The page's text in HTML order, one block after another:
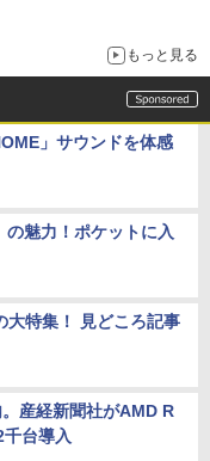
もっと見る
」サウンドを体感
魅力！ポケットに入
大特集！ 見どころ記事
産経新聞社がAMD R
台導入